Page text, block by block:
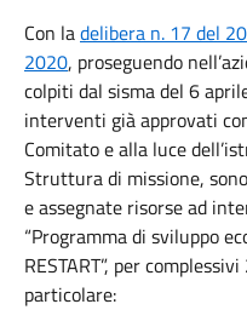
Con ladelibera n. 17 del
2020, proseguendo
colpiti dal sisma del 6
interventi già approvati
Comitato e alla luce
Struttura di missione,
e assegnate risorse ad
“Programma di sviluppo
RESTART”, per
particolare: